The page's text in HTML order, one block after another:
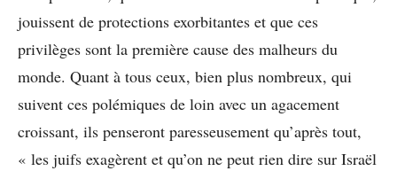
jouissent de protections exorbitantes et que ces
privilèges sont la première cause des malheurs du
monde. Quant à tous ceux, bien plus nombreux, qui
suivent ces polémiques de loin avec un agacement
croissant, ils penseront paresseusement qu’après tout,
« les juifs exagèrent et qu’on ne peut rien dire sur Israël